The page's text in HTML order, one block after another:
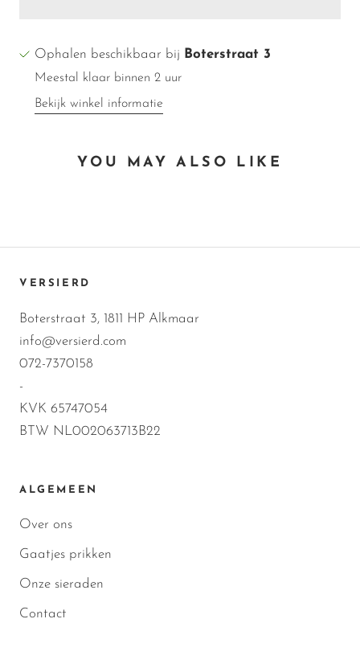
Ophalen beschikbaar bij Boterstraat 3
Meestal klaar binnen 2 uur
Bekijk winkel informatie
YOU MAY ALSO LIKE
VERSIERD
Boterstraat 3, 1811 HP Alkmaar
info@versierd.com
072-7370158
-
KVK 65747054
BTW NL002063713B22
ALGEMEEN
Over ons
Gaatjes prikken
Onze sieraden
Contact